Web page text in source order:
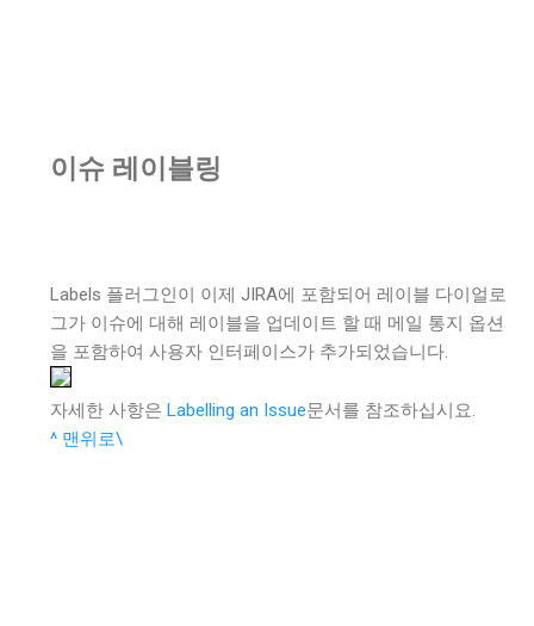
이슈 레이블링
Labels 플러그인이 이제 JIRA에 포함되어 레이블 다이얼로
그가 이슈에 대해 레이블을 업데이트 할 때 메일 통지 옵션
을 포함하여 사용자 인터페이스가 추가되었습니다.
자세한 사항은 Labelling an Issue문서를 참조하십시요.
^ 맨위로\